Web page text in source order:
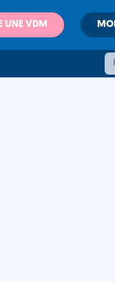
UNE VDM